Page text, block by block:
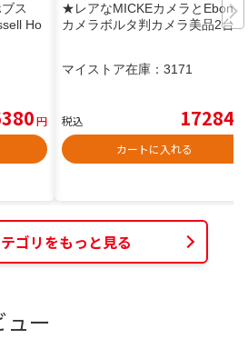
ブス
Ho
円
★レアなMICKEカメラとEbony
カメラボルタ判カメラ美品2台★
マイストア在庫： 3171
税込 17284
カートに入れる
ゴリをもっと見る
ー